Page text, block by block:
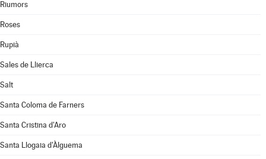
Riumors
Roses
Rupià
Sales de Llierca
Salt
Santa Coloma de Farners
Santa Cristina d'Aro
Santa Llogaia d'Àlguema